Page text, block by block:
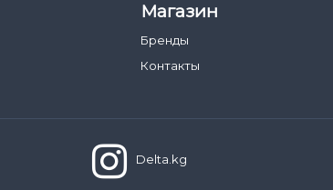
Магазин
Бренды
Контакты
Delta.kg